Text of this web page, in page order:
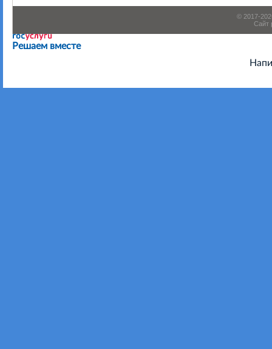
© 2017-
Сайт
Решаем вместе
Есть предложения по организации учебного процесса